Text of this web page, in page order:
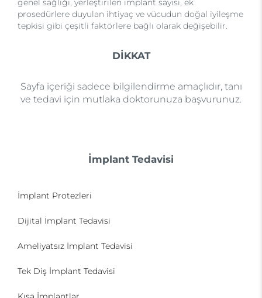
genel sağlığı, yerleştirilen implant sayısı, ek
prosedürlere duyulan ihtiyaç ve vücudun doğal iyileşme
tepkisi gibi çeşitli faktörlere bağlı olarak değişebilir.
DİKKAT
Sayfa içeriği sadece bilgilendirme amaçlıdır, tanı
ve tedavi için mutlaka doktorunuza başvurunuz.
İmplant Tedavisi
İmplant Protezleri
Dijital İmplant Tedavisi
Ameliyatsız İmplant Tedavisi
Tek Diş İmplant Tedavisi